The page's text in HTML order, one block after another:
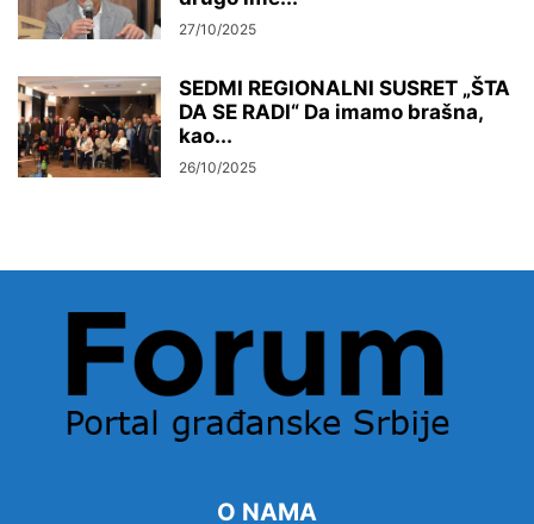
27/10/2025
SEDMI REGIONALNI SUSRET „ŠTA
DA SE RADI“ Da imamo brašna,
kao...
26/10/2025
O NAMA